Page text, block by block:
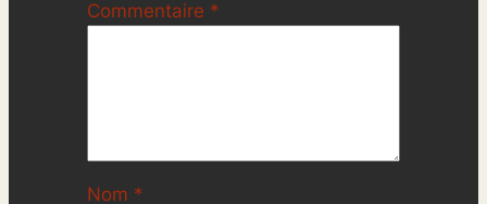
Commentaire *
Nom *